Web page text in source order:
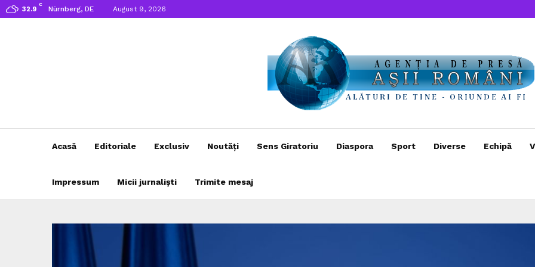
32.9
C
Nürnberg, DE August 9, 2026
Acasă Editoriale Exclusiv Noutăți Sens Giratoriu Diaspora Sport Diverse Echipă
Impressum Micii jurnaliști Trimite mesaj